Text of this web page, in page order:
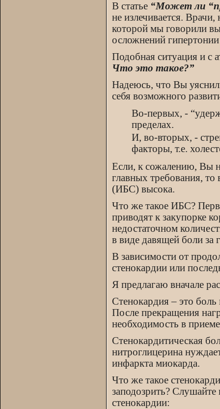
В статье “Может ли
не излечивается.
которой мы говорили
осложнений
Подобная ситуация и с
Что это такое?”
Надеюсь, что Вы
себя возможного
Во-первых, -
пределах.
И, во-вторых, -
факторы, т.е.
Если, к сожалению, Вы
главных требования,
(ИБС) высока.
Что же такое ИБС?
приводят к закупорке
недостаточном
в виде давящей боли за
В зависимости от
стенокардии или
Я предлагаю вначале
Стенокардия – это боль
После прекращения
необходимость в
Стенокардитическая
нитроглицерина
инфаркта миокарда.
Что же такое
заподозрить?
стенокардии: